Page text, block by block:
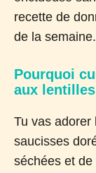
recette de
de la semaine.
Pourquoi
aux
Tu vas adorer
saucisses
séchées et